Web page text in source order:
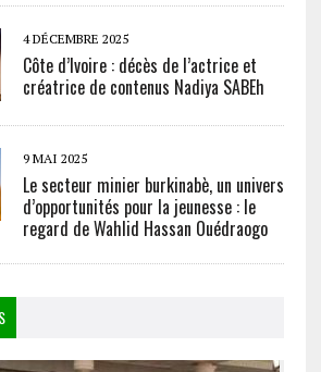
4 DÉCEMBRE 2025
Côte d’Ivoire : décès de l’actrice et
créatrice de contenus Nadiya SABEh
9 MAI 2025
Le secteur minier burkinabè, un univers
d’opportunités pour la jeunesse : le
regard de Wahlid Hassan Ouédraogo